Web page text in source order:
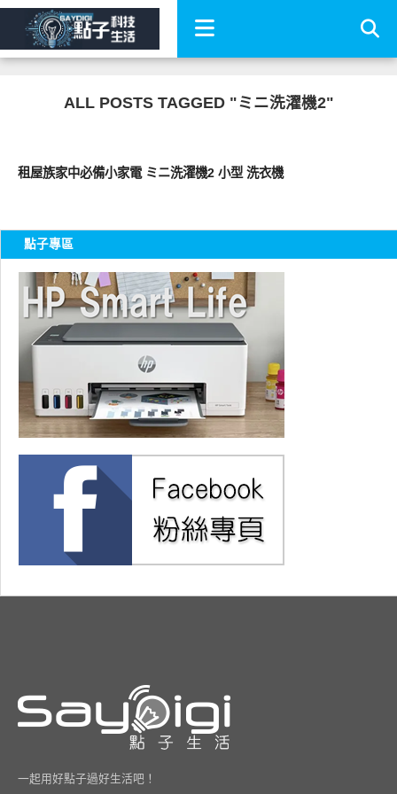
ALL POSTS TAGGED "ミニ洗濯機2"
租屋族家中必備小家電 ミニ洗濯機2 小型 洗衣機
點子專區
一起用好點子過好生活吧！